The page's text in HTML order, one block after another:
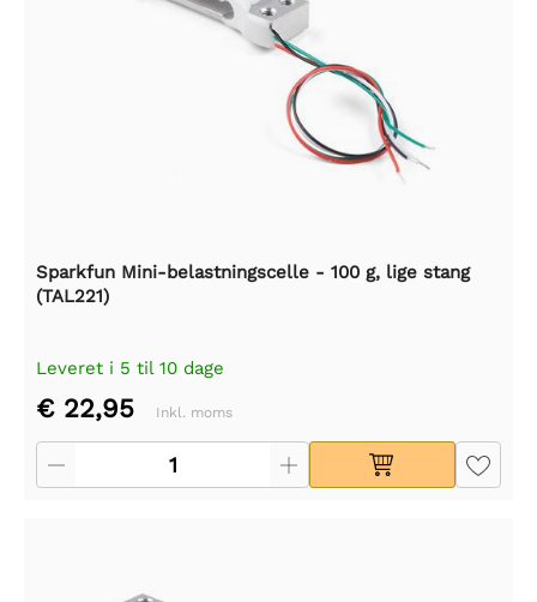
Sparkfun Mini-belastningscelle - 100 g, lige stang
(TAL221)
Leveret i 5 til 10 dage
€ 22,95 Inkl. moms